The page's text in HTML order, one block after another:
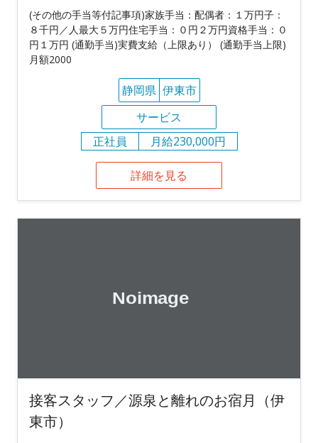
(その他の手当等付記事項)家族手当：配偶者：１万円子：
８千円／人最大５万円住宅手当：０円２万円資格手当：０
円１万円 (通勤手当)実費支給（上限あり） (通勤手当上限)
月額2000
静岡県 伊東市
サービス
正社員
月給230,000円
詳細を見る
接客スタッフ／源泉と離れのお宿月（伊
東市）